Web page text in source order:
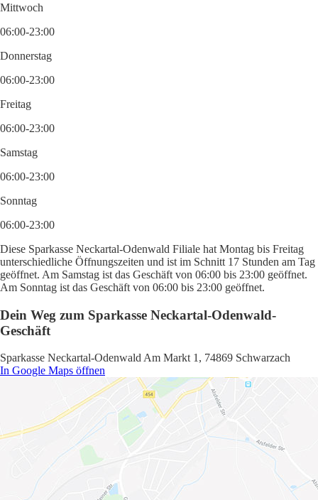
Mittwoch
06:00-23:00
Donnerstag
06:00-23:00
Freitag
06:00-23:00
Samstag
06:00-23:00
Sonntag
06:00-23:00
Diese Sparkasse Neckartal-Odenwald Filiale hat Montag bis Freitag
unterschiedliche Öffnungszeiten und ist im Schnitt 17 Stunden am Tag
geöffnet. Am Samstag ist das Geschäft von 06:00 bis 23:00 geöffnet.
Am Sonntag ist das Geschäft von 06:00 bis 23:00 geöffnet.
Dein Weg zum Sparkasse Neckartal-Odenwald-
Geschäft
Sparkasse Neckartal-Odenwald Am Markt 1, 74869 Schwarzach
In Google Maps öffnen